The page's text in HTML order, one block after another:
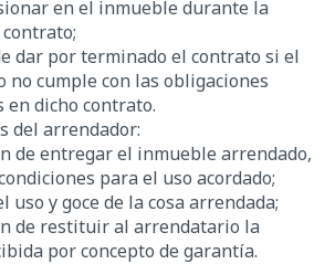
en el inmueble durante la
dar por terminado el contrato si el
no cumple con las obligaciones
en dicho contrato.
del arrendador:
de entregar el inmueble arrendado,
para el uso acordado;
uso y goce de la cosa arrendada;
de restituir al arrendatario la
por concepto de garantía.